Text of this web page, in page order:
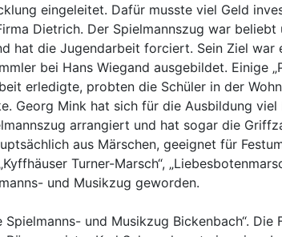
eingeleitet. Dafür musste viel Geld
Dietrich. Der Spielmannszug war
hat die Jugendarbeit forciert. Sein Ziel war
bei Hans Wiegand ausgebildet. Einige
erledigte, probten die Schüler in der
Georg Mink hat sich für die Ausbildung
arrangiert und hat sogar die
aus Märschen, geeignet für
Turner-Marsch“,
und Musikzug geworden.
und Musikzug Bickenbach“.